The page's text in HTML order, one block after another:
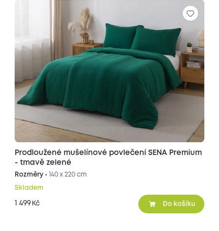
Prodloužené mušelínové povlečení SENA Premium
- tmavě zelené
Rozměry • 140 x 220 cm
Skladem
1 499 Kč Do košíku